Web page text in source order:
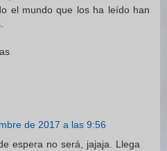
el mundo que los ha leído han
de 2017 a las 9:56
espera no será, jajaja. Llega